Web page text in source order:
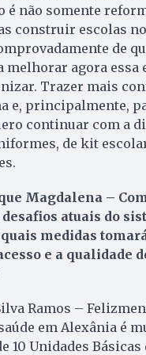
é não somente
construir escolas
de
melhorar agora essa
Trazer mais
e, principalmente,
continuar com a
de kit
Magdalena –
atuais do
medidas
e a qualidade
Ramos –
em Alexânia é
10 Unidades Básicas